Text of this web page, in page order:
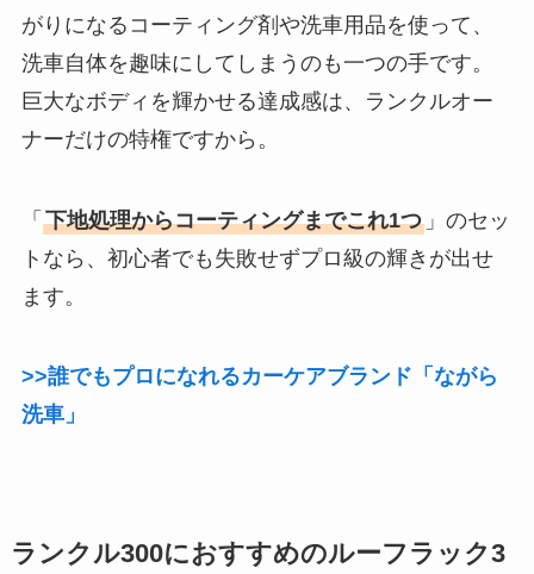
がりになるコーティング剤や洗車用品を使って、
洗車自体を趣味にしてしまうのも一つの手です。
巨大なボディを輝かせる達成感は、ランクルオー
ナーだけの特権ですから。
「 下地処理からコーティングまでこれ1つ」のセッ
トなら、初心者でも失敗せずプロ級の輝きが出せ
ます。
>>誰でもプロになれるカーケアブランド「ながら
洗車」
ランクル300におすすめのルーフラック3